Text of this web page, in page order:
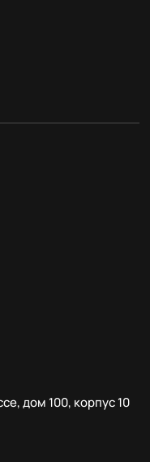
дом 100, корпус 10